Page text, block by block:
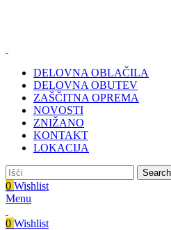
DELOVNA OBLAČILA
DELOVNA OBUTEV
ZAŠČITNA OPREMA
NOVOSTI
ZNIŽANO
KONTAKT
LOKACIJA
Search
0 Wishlist
Menu
0 Wishlist